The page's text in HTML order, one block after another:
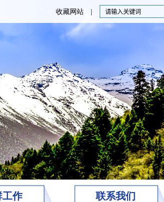
收藏网站 |
工作 联系我们